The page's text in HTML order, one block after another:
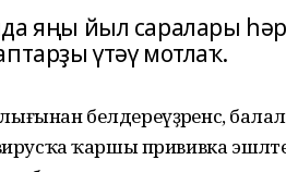
яңы йыл саралары
үтәү мотлаҡ.
белдереүҙәренсә,
ҡаршы прививка